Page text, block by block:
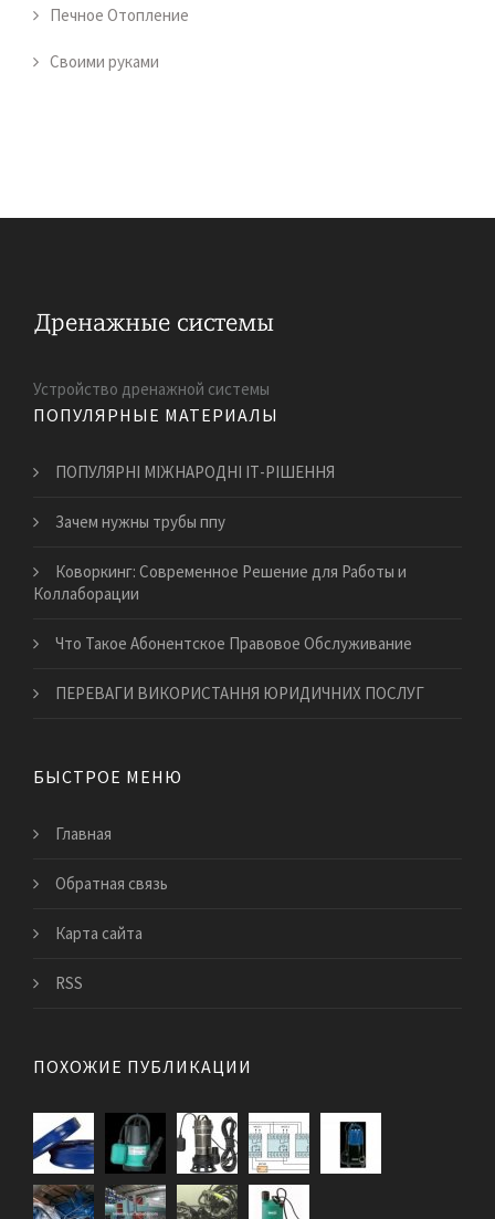
Печное Отопление
Своими руками
Устройство дренажной системы
ПОПУЛЯРНЫЕ МАТЕРИАЛЫ
ПОПУЛЯРНІ МІЖНАРОДНІ ІТ-РІШЕННЯ
Зачем нужны трубы ппу
Коворкинг: Современное Решение для Работы и
Коллаборации
Что Такое Абонентское Правовое Обслуживание
​ПЕРЕВАГИ ВИКОРИСТАННЯ ЮРИДИЧНИХ ПОСЛУГ
БЫСТРОЕ МЕНЮ
Главная
Обратная связь
Карта сайта
RSS
ПОХОЖИЕ ПУБЛИКАЦИИ